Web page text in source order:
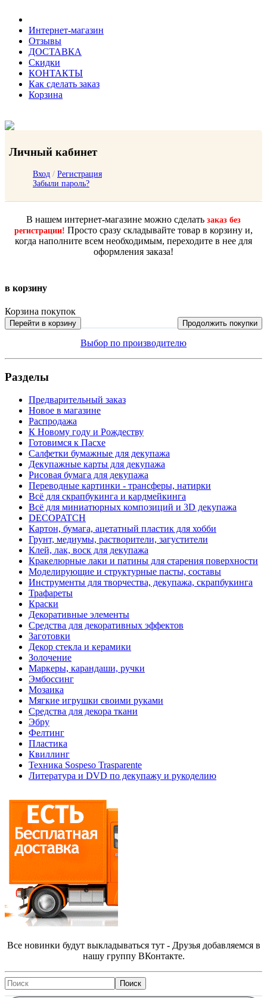
Интернет-магазин
Отзывы
ДОСТАВКА
Скидки
КОНТАКТЫ
Как сделать заказ
Корзина
Личный кабинет
Вход / Регистрация
Забыли пароль?
В нашем интернет-магазине можно сделать заказ без
регистрации! Просто сразу складывайте товар в корзину и,
когда наполните всем необходимым, переходите в нее для
оформления заказа!
в корзину
Корзина покупок
Перейти в корзину Продолжить покупки
Выбор по производителю
Разделы
Предварительный заказ
Новое в магазине
Распродажа
К Новому году и Рождеству
Готовимся к Пасхе
Салфетки бумажные для декупажа
Декупажные карты для декупажа
Рисовая бумага для декупажа
Переводные картинки - трансферы, натирки
Всё для скрапбукинга и кардмейкинга
Всё для миниатюрных композиций и 3D декупажа
DECOPATCH
Картон, бумага, ацетатный пластик для хобби
Грунт, медиумы, растворители, загустители
Клей, лак, воск для декупажа
Кракелюрные лаки и патины для старения поверхности
Моделирующие и структурные пасты, составы
Инструменты для творчества, декупажа, скрапбукинга
Трафареты
Краски
Декоративные элементы
Средства для декоративных эффектов
Заготовки
Декор стекла и керамики
Золочение
Маркеры, карандаши, ручки
Эмбоссинг
Мозаика
Мягкие игрушки своими руками
Средства для декора ткани
Эбру
Фелтинг
Пластика
Квиллинг
Техника Sospeso Trasparente
Литература и DVD по декупажу и рукоделию
Все новинки будут выкладываться тут - Друзья добавляемся в
нашу группу ВКонтакте.